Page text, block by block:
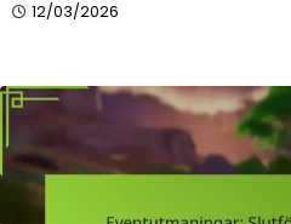
12/03/2026